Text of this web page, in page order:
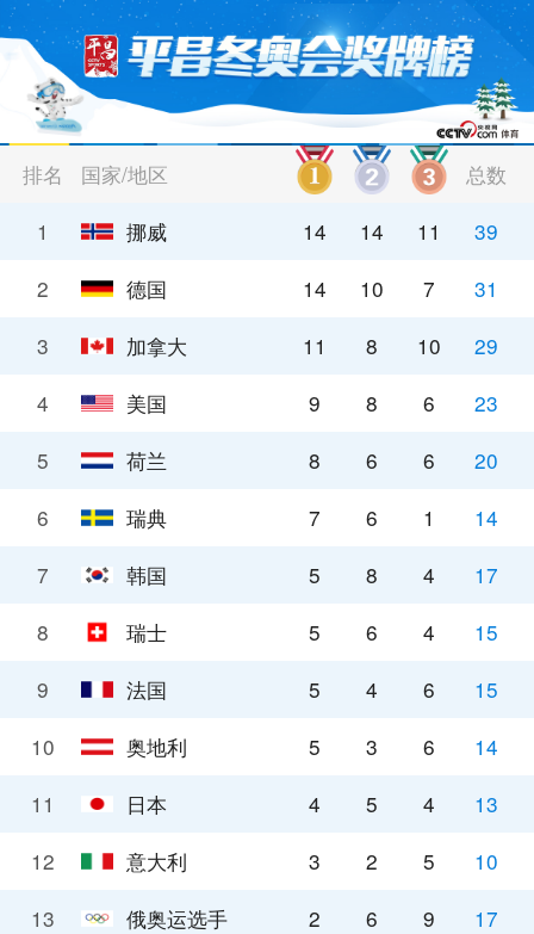
排名 国家/地区
总数
1
挪威 14 14 11
39
2
德国 14 10 7
31
3
加拿大 11 8 10
29
4
美国 9 8 6
23
5
荷兰 8 6 6
20
6
瑞典 7 6 1
14
7
韩国 5 8 4
17
8
瑞士 5 6 4
15
9
法国 5 4 6
15
10
奥地利 5 3 6
14
11
日本 4 5 4
13
12
意大利 3 2 5
10
13
俄奥运选手 2 6 9
17